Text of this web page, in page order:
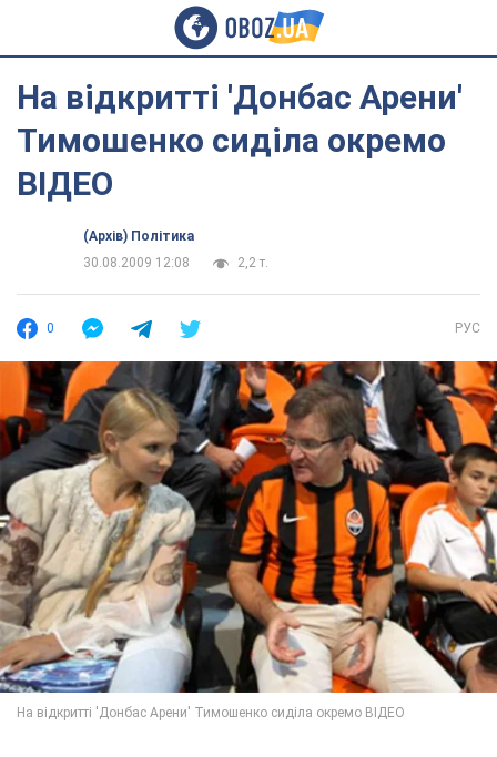
На відкритті 'Донбас Арени'
Тимошенко сиділа окремо
ВІДЕО
(Архів) Політика
30.08.2009 12:08
2,2 т.
0 РУС